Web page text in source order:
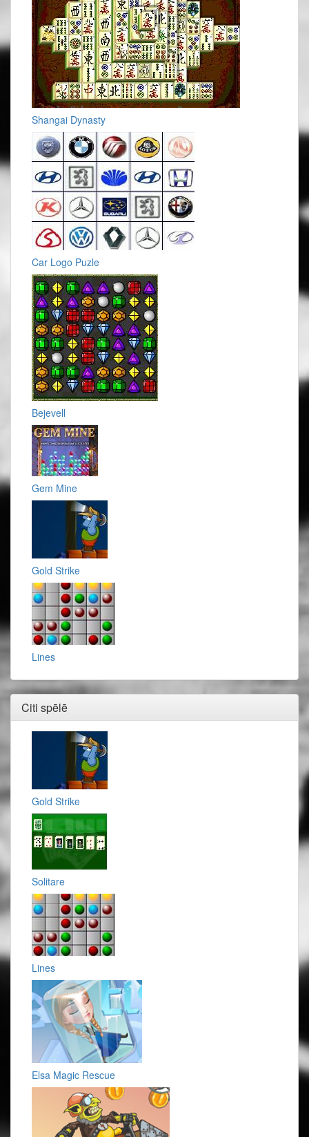
Shangai Dynasty
Car Logo Puzle
Bejevell
Gem Mine
Gold Strike
Lines
Citi spēlē
Gold Strike
Solitare
Lines
Elsa Magic Rescue